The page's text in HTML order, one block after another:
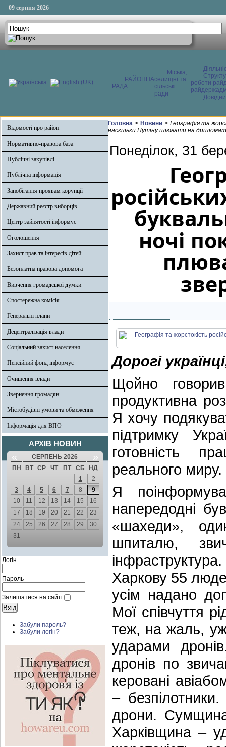
09 серпня 2026
РАЙОННА
РАДА
Міська,
селищні та
сільські
ради
роботи
Відомості про район
Нормативно-правова база
Публічні закупівлі
Публічна інформація
Запобігання проявам корупції
Державний реєстр виборців
Центр зайнятості інформує
Оголошення
Захист прав та інтересів дітей
Безоплатна правова допомога
Вивчення громадської думки
Спостережна комісія
Генеральні плани
Децентралізація влади
Соціальний захист населення
Пенсійний фонд інформує
Очищення влади
Звернення громадян
Містобудівні умови та обмеження
Інформація для ВПО
АРХІВ НОВИН
« СЕРПЕНЬ 2026 »
ПН ВТ СР ЧТ ПТ СБ
НД
1
2
3
4 5 6 7 8
9
10
11 12 13 14 15
16
17
18 19 20 21 22
23
24
25 26 27 28 29
30
31
Логін
Пароль
Залишатися на сайті
Забули пароль?
Забули логін?
Головна > Новини > Географія та
наскільки Путіну плювати на
Понеділок, 31
ночі
Дорогі
Щойно
продуктивна
Я хочу
підтримку
готовність
реального миру.
Я
напередодні
«шахеди»,
шпиталю,
Харкову 55
усім надано
Мої співчуття
теж, на жаль,
ударами
дронів по
керовані
–
дрони.
Харківщина –